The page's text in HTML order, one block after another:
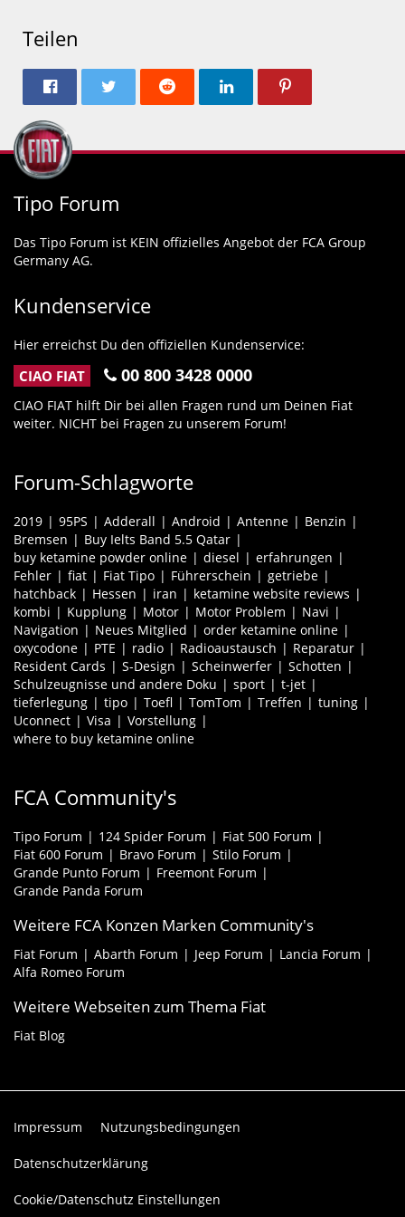
Teilen
Tipo Forum
Das Tipo Forum ist KEIN offizielles Angebot der FCA Group
Germany AG.
Kundenservice
Hier erreichst Du den offiziellen Kundenservice:
CIAO FIAT 00 800 3428 0000
CIAO FIAT hilft Dir bei allen Fragen rund um Deinen Fiat
weiter. NICHT bei Fragen zu unserem Forum!
Forum-Schlagworte
2019 95PS Adderall Android Antenne
Benzin
Bremsen
Buy Ielts Band 5.5 Qatar
buy ketamine powder online
diesel
erfahrungen
Fehler
fiat Fiat Tipo Führerschein
getriebe
hatchback
Hessen iran
ketamine website reviews
kombi
Kupplung Motor Motor Problem
Navi
Navigation
Neues Mitglied
order ketamine online
oxycodone
PTE radio Radioaustausch
Reparatur
Resident Cards
S-Design Scheinwerfer
Schotten
Schulzeugnisse und andere Doku
sport
t-jet
tieferlegung
tipo Toefl TomTom Treffen
tuning
Uconnect
Visa
Vorstellung
where to buy ketamine online
FCA Community's
Tipo Forum 124 Spider Forum
Fiat 500 Forum
Fiat 600 Forum
Bravo Forum
Stilo Forum
Grande Punto Forum
Freemont Forum
Grande Panda Forum
Weitere FCA Konzen Marken Community's
Fiat Forum Abarth Forum Jeep Forum
Lancia Forum
Alfa Romeo Forum
Weitere Webseiten zum Thema Fiat
Fiat Blog
Impressum Nutzungsbedingungen
Datenschutzerklärung
Cookie/Datenschutz Einstellungen